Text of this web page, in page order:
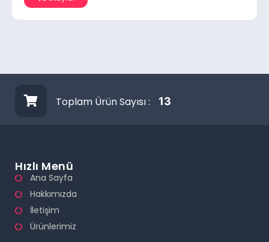
Toplam Ürün Sayısı : 13
Hızlı Menü
Ana Sayfa
Hakkımızda
İletişim
Ürünlerimiz